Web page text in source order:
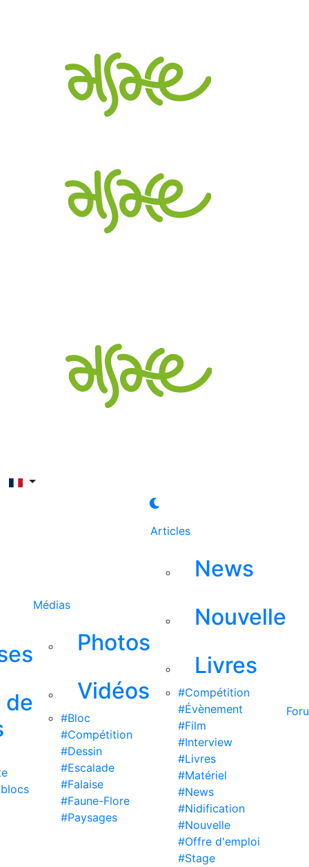
de
Médias
Photos
Vidéos
#Bloc
#Compétition
#Dessin
#Escalade
#Falaise
#Faune-Flore
#Paysages
Articles
News
Nouvelle
Livres
#Compétition
#Évènement
#Film
#Interview
#Livres
#Matériel
#News
#Nidification
#Nouvelle
#Offre d'emploi
#Stage